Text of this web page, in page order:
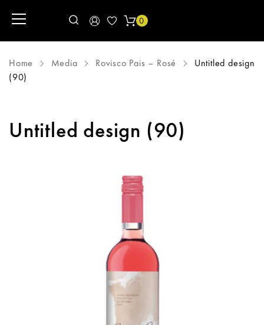
0
Home Media Rovisco Pais – Rosé
Untitled design
(90)
Untitled design (90)